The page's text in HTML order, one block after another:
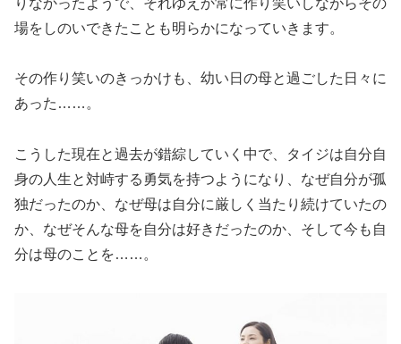
場をしのいできたことも明らかになっていきます。
その作り笑いのきっかけも、幼い日の母と過ごした日々に
あった……。
こうした現在と過去が錯綜していく中で、タイジは自分自
身の人生と対峙する勇気を持つようになり、なぜ自分が孤
独だったのか、なぜ母は自分に厳しく当たり続けていたの
か、なぜそんな母を自分は好きだったのか、そして今も自
分は母のことを……。